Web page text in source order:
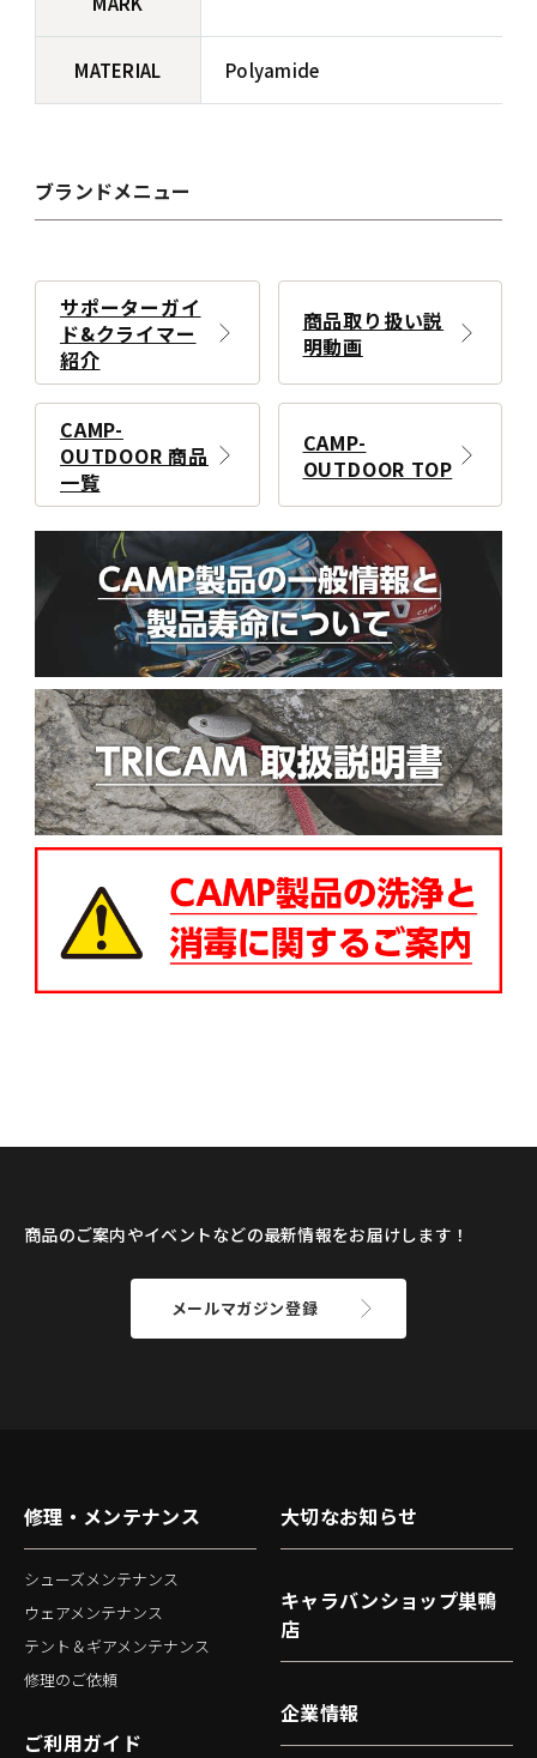
MATERIAL Polyamide
ブランドメニュー
サポーターガイ
ド&クライマー
紹介
商品取り扱い説
明動画
CAMP-
OUTDOOR 商品
一覧
CAMP-
OUTDOOR TOP
商品のご案内やイベントなどの最新情報をお届けします！
メールマガジン登録
修理・メンテナンス
シューズメンテナンス
ウェアメンテナンス
テント＆ギアメンテナンス
修理のご依頼
ご利用ガイド
大切なお知らせ
キャラバンショップ巣鴨
店
企業情報